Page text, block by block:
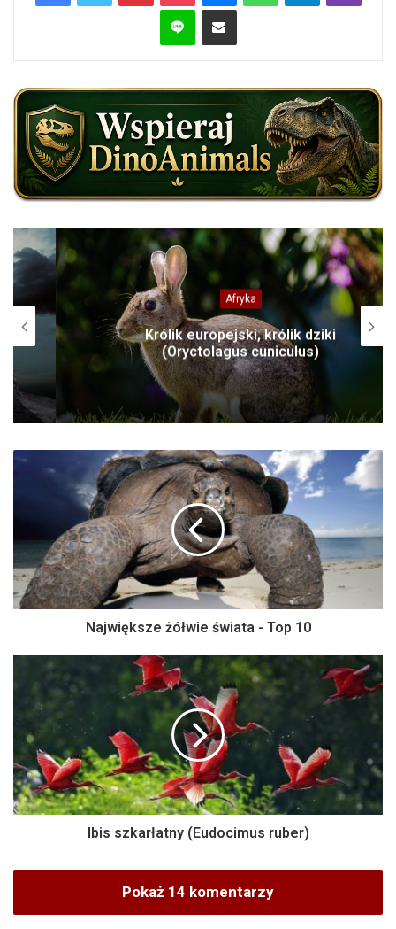
Line Share via Email
Afryka
Królik europejski, królik dziki
(Oryctolagus cuniculus)
Największe żółwie świata - Top 10
Ibis szkarłatny (Eudocimus ruber)
Pokaż 14 komentarzy